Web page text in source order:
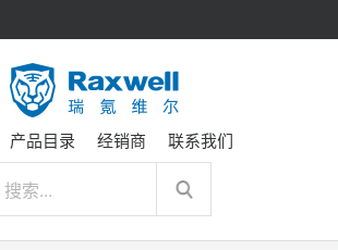
产品目录 经销商 联系我们